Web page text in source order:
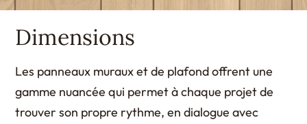
Dimensions
Les panneaux muraux et de plafond offrent une
gamme nuancée qui permet à chaque projet de
trouver son propre rythme, en dialogue avec